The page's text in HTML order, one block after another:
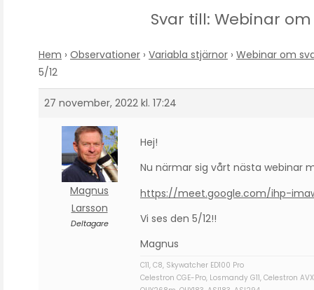
Svar till: Webinar
Hem › Observationer › Variabla stjärnor › Webinar om
5/12
27 november, 2022 kl. 17:24
Magnus
Larsson
Deltagare
Hej!
Nu närmar sig vårt nästa webinar
https://meet.google.com/ihp-
Vi ses den 5/12!!
Magnus
C11, C8, Skywatcher ED100 Pro
Celestron CGE-Pro, Losmandy G11, Celestron AVX